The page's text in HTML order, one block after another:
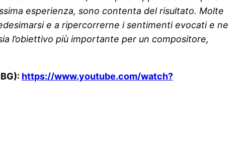
esperienza, sono contenta del risultato. Molte
e a ripercorrerne i sentimenti evocati e ne
l’obiettivo più importante per un compositore,
https://www.youtube.com/watch?